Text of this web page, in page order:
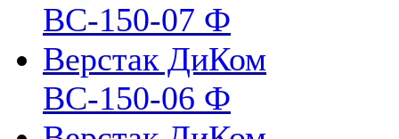
ВС-150-07 Ф
Верстак ДиКом
ВС-150-06 Ф